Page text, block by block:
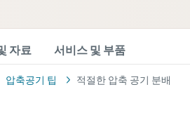
자료 서비스 및 부품
압축공기 팁 적절한 압축 공기 분배